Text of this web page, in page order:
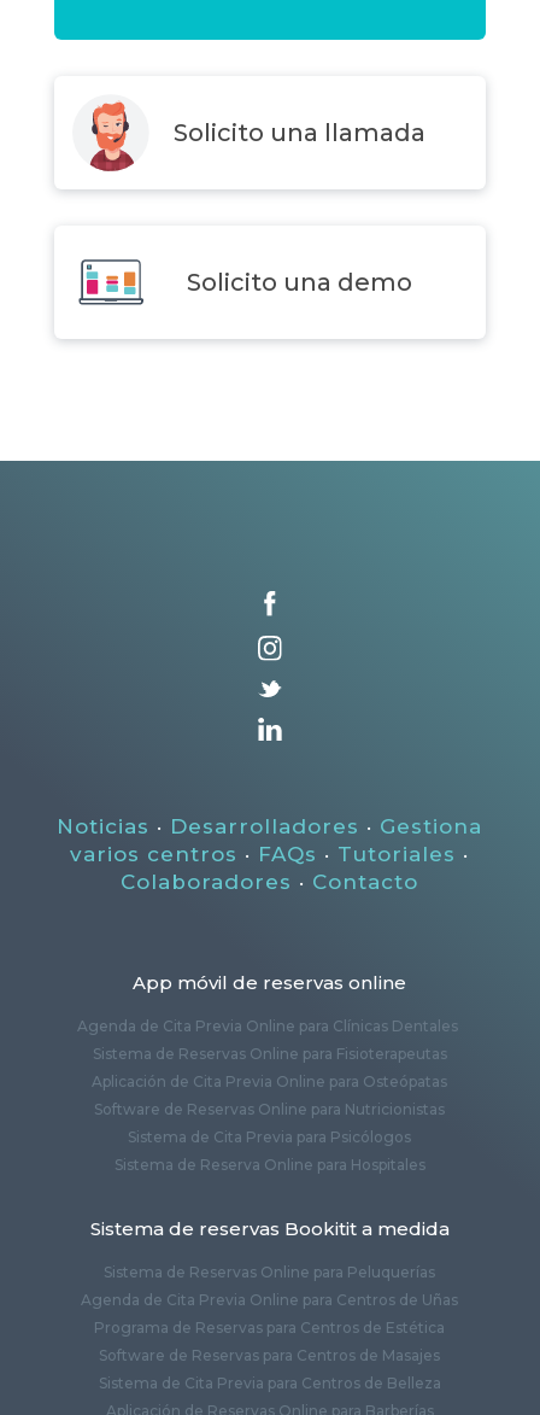
Solicito una llamada
Solicito una demo
Noticias · Desarrolladores · Gestiona
varios centros · FAQs · Tutoriales ·
Colaboradores · Contacto
App móvil de reservas online
Agenda de Cita Previa Online para Clínicas Dentales
Sistema de Reservas Online para Fisioterapeutas
Aplicación de Cita Previa Online para Osteópatas
Software de Reservas Online para Nutricionistas
Sistema de Cita Previa para Psicólogos
Sistema de Reserva Online para Hospitales
Sistema de reservas Bookitit a medida
Sistema de Reservas Online para Peluquerías
Agenda de Cita Previa Online para Centros de Uñas
Programa de Reservas para Centros de Estética
Software de Reservas para Centros de Masajes
Sistema de Cita Previa para Centros de Belleza
Aplicación de Reservas Online para Barberías